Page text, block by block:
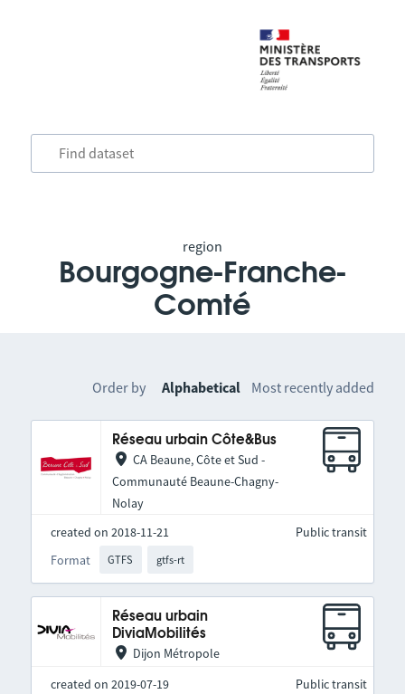
region
Bourgogne-Franche-
Comté
Order by Alphabetical Most recently added
Réseau urbain Côte&Bus
CA Beaune, Côte et Sud -
Communauté Beaune-Chagny-
Nolay
created on 2018-11-21
Format
GTFS gtfs-rt
Public transit
Réseau urbain
DiviaMobilités
Dijon Métropole
created on 2019-07-19
Public transit